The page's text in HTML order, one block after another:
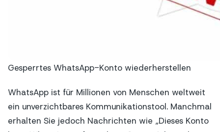
Gesperrtes WhatsApp-Konto wiederherstellen
WhatsApp ist für Millionen von Menschen weltweit
ein unverzichtbares Kommunikationstool. Manchmal
erhalten Sie jedoch Nachrichten wie „Dieses Konto